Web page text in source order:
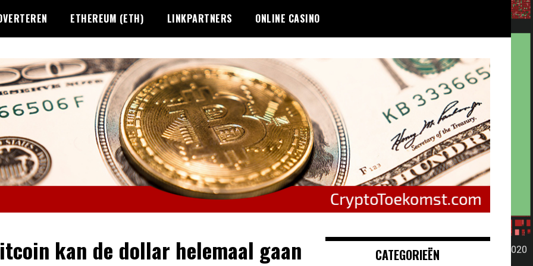
ETHEREUM (ETH) LINKPARTNERS ONLINE CASINO
kan de dollar helemaal gaan
CATEGORIEËN